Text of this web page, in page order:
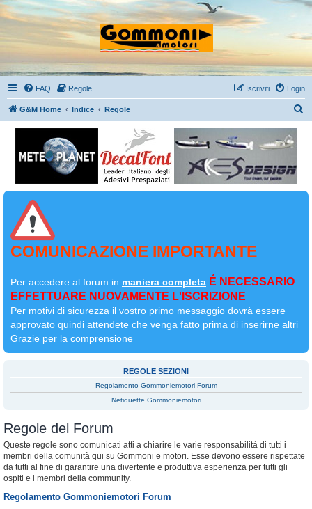
FAQ Regole Login
Iscriviti
G&M Home Indice Regole
COMUNICAZIONE IMPORTANTE
Per accedere al forum in maniera completa É NECESSARIO
EFFETTUARE NUOVAMENTE L'ISCRIZIONE
Per motivi di sicurezza il vostro primo messaggio dovrà essere
approvato quindi attendete che venga fatto prima di inserirne altri
Grazie per la comprensione
REGOLE SEZIONI
Regolamento Gommoniemotori Forum
Netiquette Gommoniemotori
Regole del Forum
Queste regole sono comunicati atti a chiarire le varie responsabilità di tutti i
membri della comunità qui su Gommoni e motori. Esse devono essere rispettate
da tutti al fine di garantire una divertente e produttiva esperienza per tutti gli
ospiti e i membri della community.
Regolamento Gommoniemotori Forum